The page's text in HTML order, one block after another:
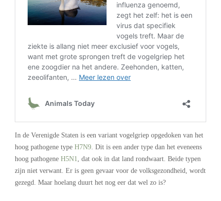
In de Verenigde Staten is een variant vogelgriep opgedoken van het
hoog pathogene type H7N9 . Dit is een ander type dan het eveneens
hoog pathogene H5N1
, dat ook in dat land rondwaart. Beide typen
zijn niet verwant. Er is geen gevaar voor de volksgezondheid, wordt
gezegd. Maar hoelang duurt het nog eer dat wel zo is?